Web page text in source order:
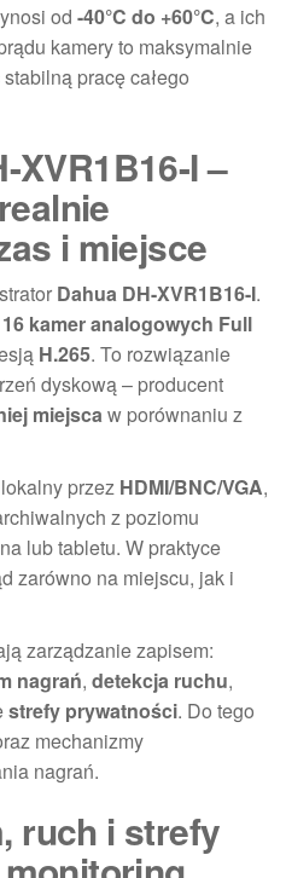
od -40°C do +60°C, a ich
kamery to maksymalnie
pracę całego
XVR1B16-I –
i miejsce
Dahua DH-XVR1B16-I.
16 kamer analogowych Full
H.265. To rozwiązanie
dyskową – producent
miejscaw porównaniu z
przez HDMI/BNC/VGA,
z poziomu
lub tabletu. W praktyce
zarówno na miejscu, jak i
zarządzanie zapisem:
nagrań, detekcja ruchu,
strefy prywatności. Do tego
mechanizmy
nagrań.
ruch i strefy